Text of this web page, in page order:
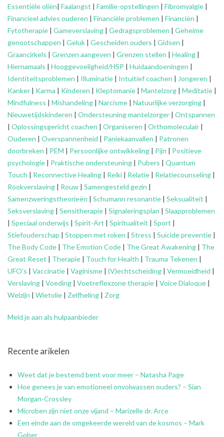
Essentiële oliën| Faalangst | Familie-opstellingen | Fibromyalgie |
Financieel advies ouderen | Financiële problemen | Financiën |
Fytotherapie | Gameverslaving | Gedragsproblemen | Geheime
genootschappen | Geluk | Gescheiden ouders | Gidsen |
Graancirkels | Grenzen aangeven | Grenzen stellen | Healing |
Hiernamaals | Hooggevoeligheid/HSP | Huidaandoeningen |
Identiteitsproblemen | Illuminatie | Intuïtief coachen | Jongeren |
Kanker | Karma | Kinderen | Kleptomanie | Mantelzorg | Meditatie |
Mindfulness | Mishandeling | Narcisme | Natuurlijke verzorging |
Nieuwetijdskinderen | Ondersteuningmantelzorger | Ontspannen
| Oplossingsgericht coachen | Organiseren | Orthomoleculair |
Ouderen | Overspannenheid | Paniekaanvallen | Patronen
doorbreken | PEM | Persoonlijke ontwikkeling | Pijn | Positieve
psychologie | Praktische ondersteuning | Pubers | Quantum
Touch | Reconnective Healing | Reiki | Relatie | Relatiecounseling |
Rookverslaving | Rouw | Samengesteld gezin |
Samenzweringstheorieën | Schumann resonantie | Seksualiteit |
Seksverslaving | Sensitherapie | Signaleringsplan | Slaapproblemen
| Speciaal onderwijs | Spirit-Art | Spiritualiteit | Sport |
Stiefouderschap | Stoppen met roken | Stress | Suïcide preventie |
The Body Code | The Emotion Code | The Great Awakening | The
Great Reset | Therapie | Touch for Health | Trauma Tekenen |
UFO’s | Vaccinatie | Vaginisme | (V)echtscheiding | Vermoeidheid |
Verslaving | Voeding | Voetreflexzone therapie | Voice Dialoque |
Welzijn | Wietolie | Zelfheling | Zorg
Meld je aan als hulpaanbieder
Recente arikelen
Weet dat je bestemd bent voor meer – Natasha Page
Hoe genees je van emotioneel onvolwassen ouders? – Sian
Morgan-Crossley
Microben zijn niet onze vijand – Marizelle dr. Arce
Een einde aan de omgekeerde wereld van de kosmos – Mark
Gober